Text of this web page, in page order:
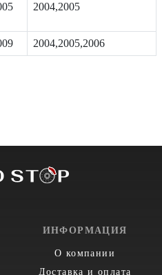
2004,2005
2004,2005,2006
ИНФОРМАЦИЯ
О компании
Доставка и оплата